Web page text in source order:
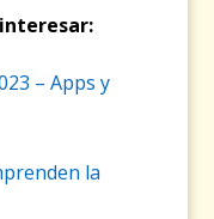
– Apps y
la